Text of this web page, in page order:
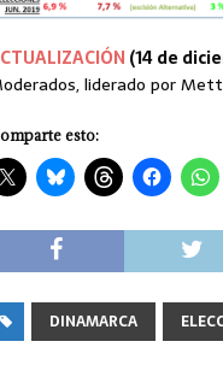
(14 de
liderado por
esto:
DINAMARCA